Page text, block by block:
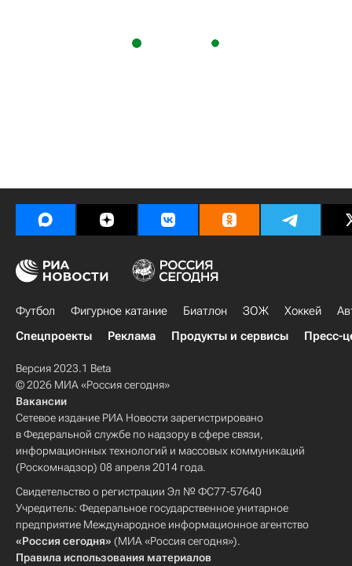
Футбол Фигурное катание Биатлон ЗОЖ Хоккей
Спецпроекты
Реклама Продукты и сервисы Пресс-
Версия 2023.1 Beta
© 2026 МИА «Россия сегодня»
Вакансии
Сетевое издание РИА Новости зарегистрировано
в Федеральной службе по надзору в сфере связи,
информационных технологий и массовых коммуникаций
(Роскомнадзор) 08 апреля 2014 года.
Свидетельство о регистрации Эл № ФС77-57640
Учредитель: Федеральное государственное унитарное
предприятие Международное информационное агентство
«Россия сегодня» (МИА «Россия сегодня»).
Правила использования материалов